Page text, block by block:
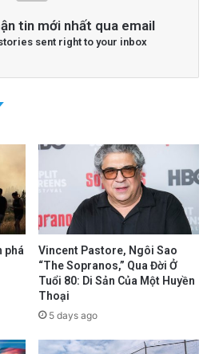
Times Tiếng Việt
tin mới nhất qua email
sent right to your inbox
phá
Vincent Pastore, Ngôi Sao
“The Sopranos,” Qua Đời Ở
Tuổi 80: Di Sản Của Một Huyền
Thoại
5 days ago